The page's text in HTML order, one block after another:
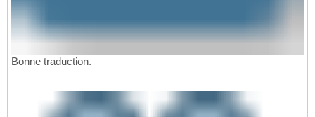
Bonne traduction.